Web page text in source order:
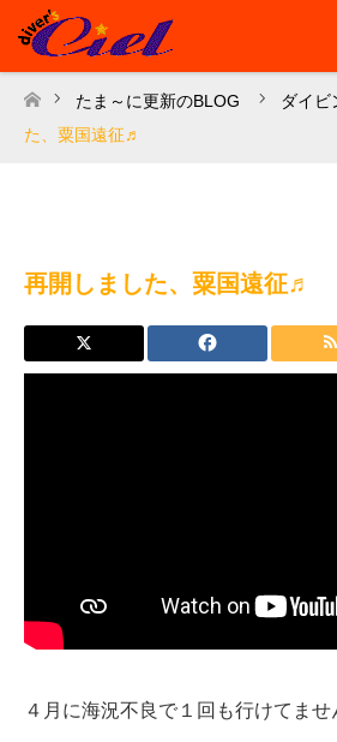
ホーム
たま～に更新のBLOG ダイビ
た、粟国遠征♬
再開しました、粟国遠征♬
４月に海況不良で１回も行けてま